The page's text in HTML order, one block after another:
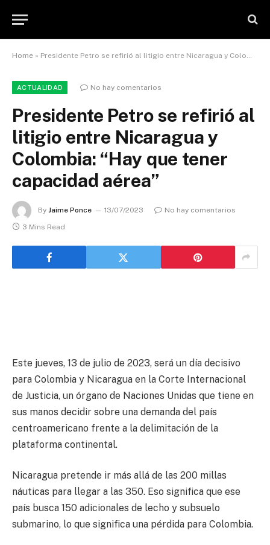
Home » Presidente Petro se refirió al litigio entre Nicaragua y Colombia: “Hay que tener capacidad aérea”
ACTUALIDAD No hay comentarios
Presidente Petro se refirió al
litigio entre Nicaragua y
Colombia: “Hay que tener
capacidad aérea”
By Jaime Ponce 13/07/2023
No hay comentarios
3 Mins Read
Este jueves, 13 de julio de 2023, será un día decisivo
para Colombia y Nicaragua en la Corte Internacional
de Justicia, un órgano de Naciones Unidas que tiene en
sus manos decidir sobre una demanda del país
centroamericano frente a la delimitación de la
plataforma continental.
Nicaragua pretende ir más allá de las 200 millas
náuticas para llegar a las 350. Eso significa que ese
país busca 150 adicionales de lecho y subsuelo
submarino, lo que significa una pérdida para Colombia.